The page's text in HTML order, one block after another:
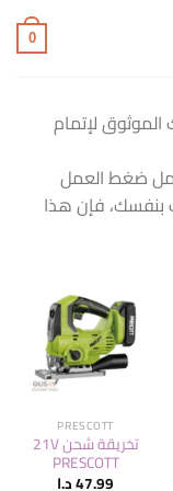
0
الموثوق لإتمام
ضغط العمل
بنفسك، فإن هذا
PRESCOTT
تخريقة شحن 21V
PRESCOTT
47.99د.ا